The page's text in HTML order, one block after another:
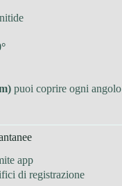
puoi coprire ogni angolo
app
di registrazione